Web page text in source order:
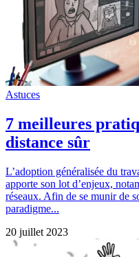
Astuces
7 meilleures
distance sûr
L’adoption généralisée du
apporte son lot d’enjeux,
réseaux. Afin de se munir de
paradigme...
20 juillet 2023